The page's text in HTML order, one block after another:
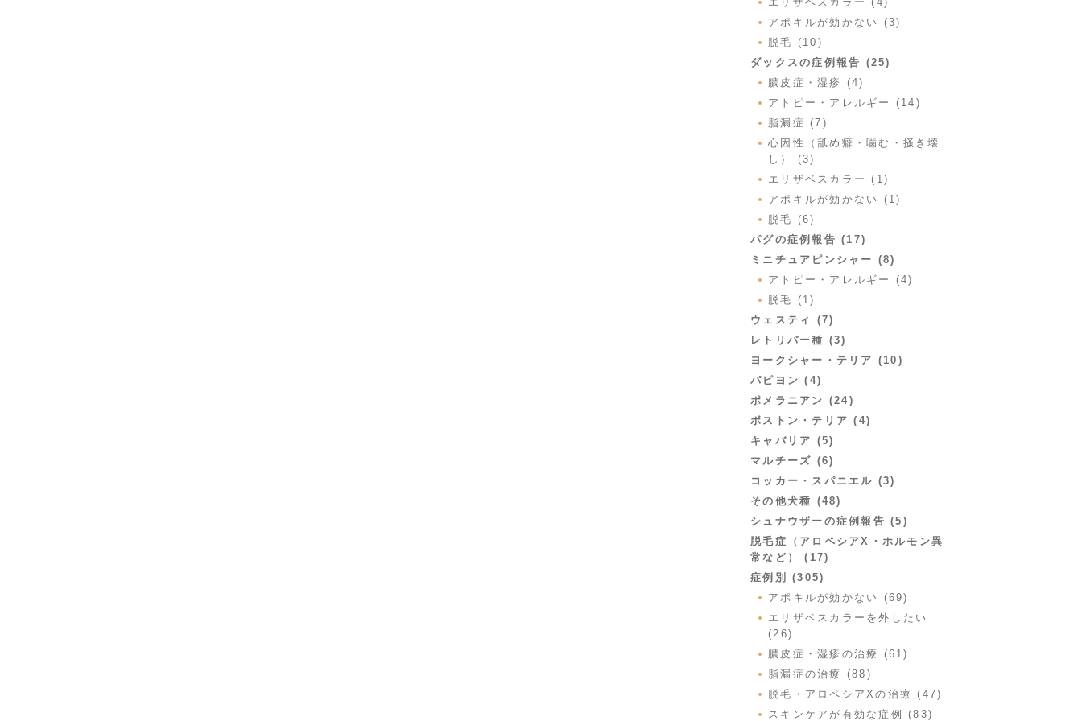
アポキルが効かない (3)
脱毛 (10)
ダックスの症例報告 (25)
膿皮症・湿疹 (4)
アトピー・アレルギー (14)
脂漏症 (7)
心因性（舐め癖・噛む・掻き壊
し） (3)
エリザベスカラー (1)
アポキルが効かない (1)
脱毛 (6)
パグの症例報告 (17)
ミニチュアピンシャー (8)
アトピー・アレルギー (4)
脱毛 (1)
ウェスティ (7)
レトリバー種 (3)
ヨークシャー・テリア (10)
パピヨン (4)
ポメラニアン (24)
ボストン・テリア (4)
キャバリア (5)
マルチーズ (6)
コッカー・スパニエル (3)
その他犬種 (48)
シュナウザーの症例報告 (5)
脱毛症（アロペシアX・ホルモン異
常など） (17)
症例別 (305)
アポキルが効かない (69)
エリザベスカラーを外したい
(26)
膿皮症・湿疹の治療 (61)
脂漏症の治療 (88)
脱毛・アロペシアXの治療 (47)
スキンケアが有効な症例 (83)